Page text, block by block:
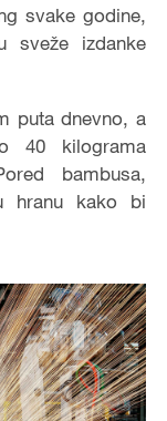
svake godine,
sveže izdanke
puta dnevno, a
40 kilograma
bambusa,
hranu kako bi